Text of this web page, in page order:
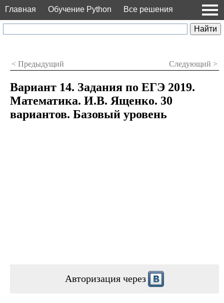
Главная Обучение Python Все решения
< Предыдущий Следующий >
Вариант 14. Задания по ЕГЭ 2019.
Математика. И.В. Ященко. 30
вариантов. Базовый уровень
Авторизация через